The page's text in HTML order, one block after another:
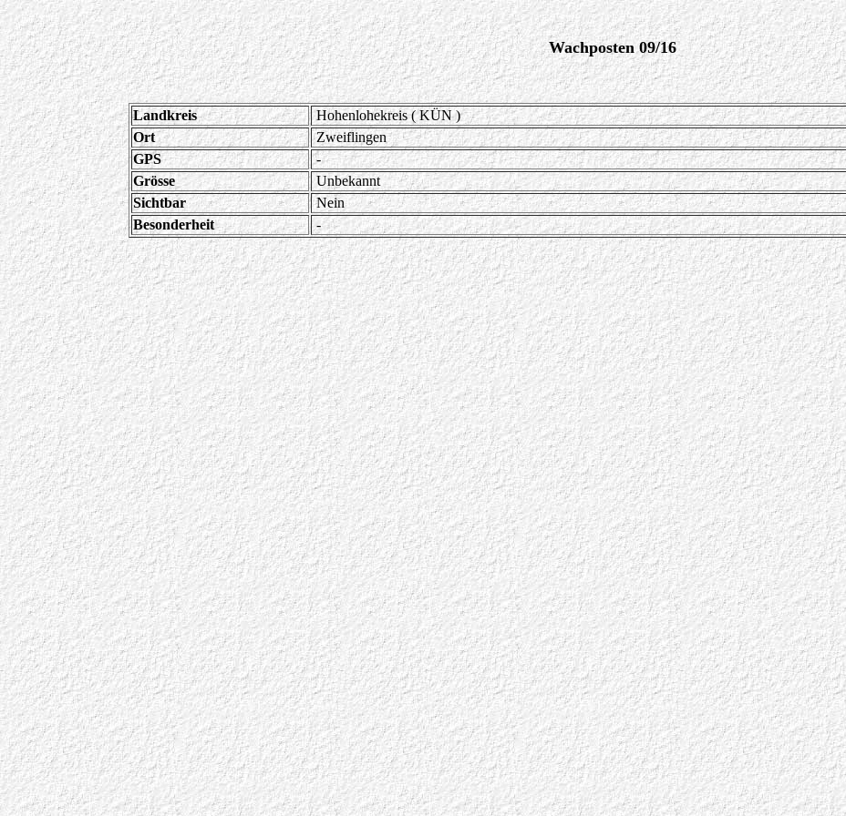
Wachposten 09/16
Landkreis
Hohenlohekreis ( KÜN )
Ort
Zweiflingen
GPS
-
Grösse
Unbekannt
Sichtbar
Nein
Besonderheit
-